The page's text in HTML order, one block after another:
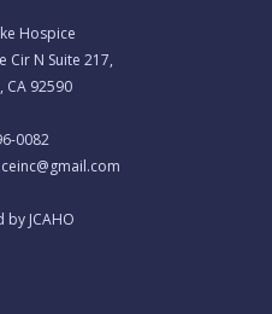
Hospice
Cir N Suite 217,
CA 92590
0082
JCAHO